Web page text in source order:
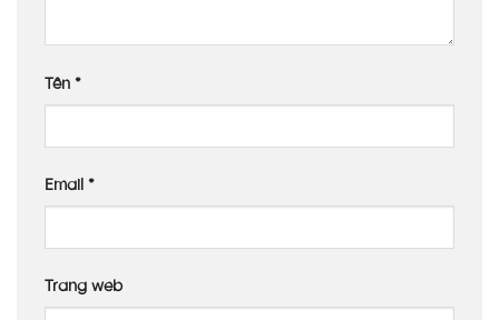
Tên *
Email *
Trang web